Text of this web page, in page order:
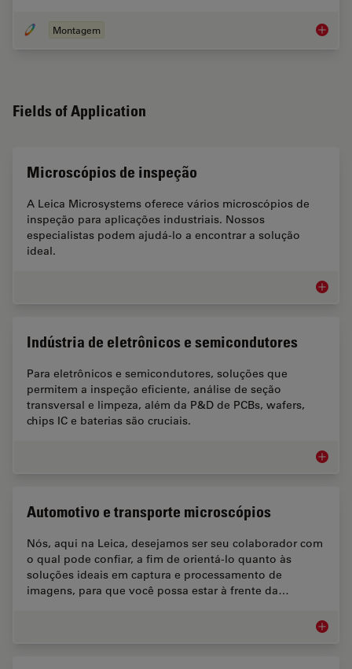
Montagem
Fields of Application
Microscópios de inspeção
A Leica Microsystems oferece vários microscópios de
inspeção para aplicações industriais. Nossos
especialistas podem ajudá-lo a encontrar a solução
ideal.
Indústria de eletrônicos e semicondutores
Para eletrônicos e semicondutores, soluções que
permitem a inspeção eficiente, análise de seção
transversal e limpeza, além da P&D de PCBs, wafers,
chips IC e baterias são cruciais.
Automotivo e transporte microscópios
Nós, aqui na Leica, desejamos ser seu colaborador com
o qual pode confiar, a fim de orientá-lo quanto às
soluções ideais em captura e processamento de
imagens, para que você possa estar à frente da…